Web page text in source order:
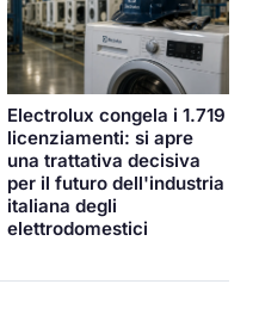
Electrolux congela i 1.719
licenziamenti: si apre
una trattativa decisiva
per il futuro dell'industria
italiana degli
elettrodomestici